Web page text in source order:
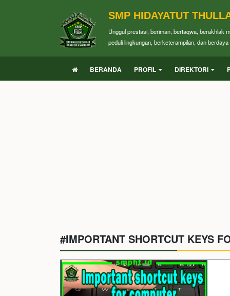
SMP HIDAYATUT
Unggul prestasi, beriman, bertaqwa, berakhlak
peduli lingkungan, berketerampilan, dan
BERANDA PROFIL DIREKTORI
#IMPORTANT SHORTCUT KEYS